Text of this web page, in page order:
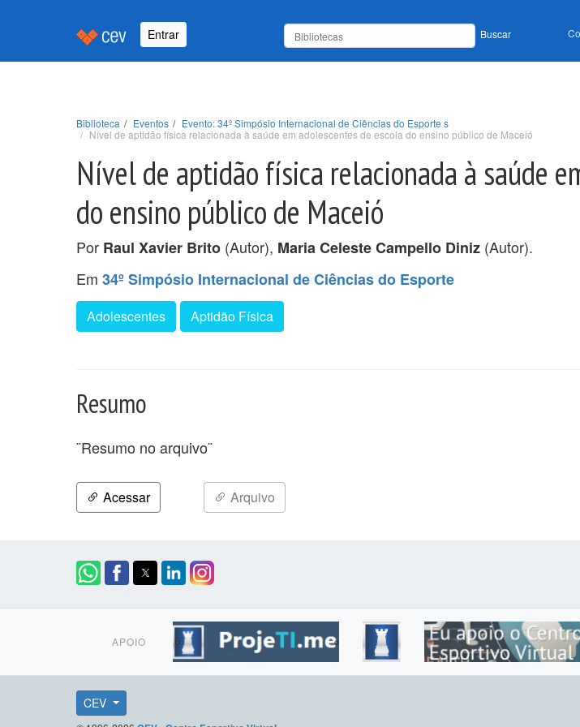
Entrar Buscar
Biblioteca Eventos
Evento: 34º Simpósio Internacional de Ciências do Esporte s
Nível de aptidão física relacionada à saúde em adolescentes de escola do ensino público de Maceió
Nível de aptidão física relacionada à saúde
do ensino público de Maceió
Por Raul Xavier Brito (Autor), Maria Celeste Campello Diniz (Autor).
Em 34º Simpósio Internacional de Ciências do Esporte
Adolescentes Aptidão Física
Resumo
¨Resumo no arquivo¨
Acessar Arquivo
APOIO
CEV